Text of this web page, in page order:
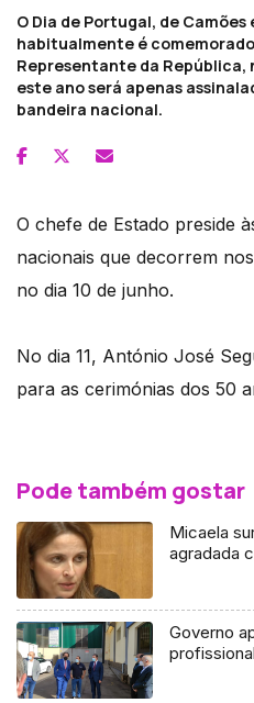
O Dia de Portugal, de
habitualmente é
Representante da República,
este ano será apenas
bandeira nacional.
O chefe de Estado preside
nacionais que decorrem
no dia 10 de junho.
No dia 11, António José
para as cerimónias dos 50
Pode também gostar
Micaela
agradada
Governo